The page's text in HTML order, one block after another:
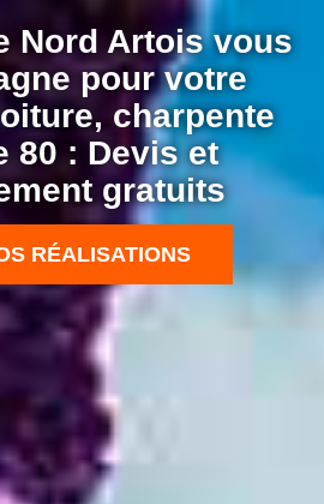
Nord Artois vous
pour votre
charpente
80 : Devis et
gratuits
RÉALISATIONS